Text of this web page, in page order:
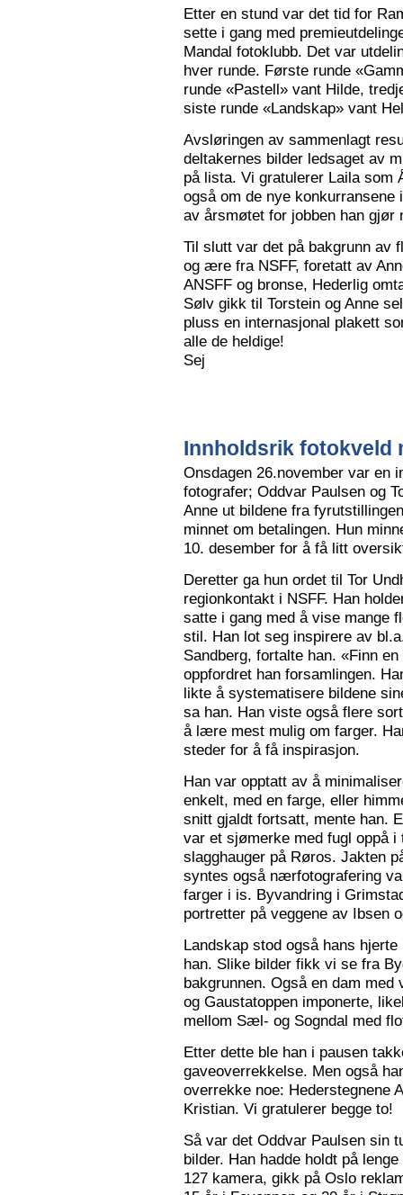
Etter en stund var det tid for
sette i gang med
Mandal fotoklubb. Det var
hver runde. Første runde
runde «Pastell» vant Hilde,
siste runde «Landskap» vant
Avsløringen av sammenlagt
deltakernes bilder ledsaget av
på lista. Vi gratulerer Laila som
også om de nye
av årsmøtet for jobben han gjør
Til slutt var det på bakgrunn av
og ære fra NSFF, foretatt av
ANSFF og bronse, Hederlig
Sølv gikk til Torstein og Anne
pluss en internasjonal plakett
alle de heldige!
Sej
Innholdsrik fotokveld
Onsdagen 26.november var en
fotografer; Oddvar Paulsen og
Anne ut bildene fra
minnet om betalingen. Hun
10. desember for å få litt
Deretter ga hun ordet til Tor
regionkontakt i NSFF. Han
satte i gang med å vise mange
stil. Han lot seg inspirere av
Sandberg, fortalte han. «Finn
oppfordret han forsamlingen.
likte å systematisere bildene
sa han. Han viste også flere
å lære mest mulig om farger.
steder for å få inspirasjon.
Han var opptatt av å
enkelt, med en farge, eller
snitt gjaldt fortsatt, mente han.
var et sjømerke med fugl oppå
slagghauger på Røros. Jakten
syntes også nærfotografering
farger i is. Byvandring i
portretter på veggene av Ibsen
Landskap stod også hans
han. Slike bilder fikk vi se fra
bakgrunnen. Også en dam
og Gaustatoppen imponerte,
mellom Sæl- og Sogndal med
Etter dette ble han i pausen
gaveoverrekkelse. Men også
overrekke noe: Hederstegnene
Kristian. Vi gratulerer begge to!
Så var det Oddvar Paulsen sin
bilder. Han hadde holdt på
127 kamera, gikk på Oslo